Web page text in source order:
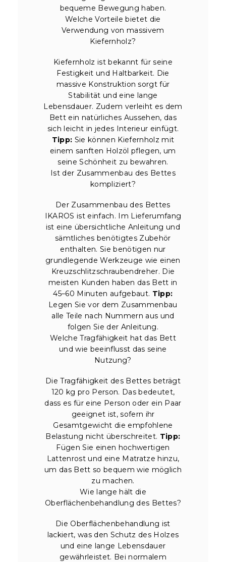
bequeme Bewegung haben.
Welche Vorteile bietet die
Verwendung von massivem
Kiefernholz?
Kiefernholz ist bekannt für seine
Festigkeit und Haltbarkeit. Die
massive Konstruktion sorgt für
Stabilität und eine lange
Lebensdauer. Zudem verleiht es dem
Bett ein natürliches Aussehen, das
sich leicht in jedes Interieur einfügt.
Tipp: Sie können Kiefernholz mit
einem sanften Holzöl pflegen, um
seine Schönheit zu bewahren.
Ist der Zusammenbau des Bettes
kompliziert?
Der Zusammenbau des Bettes
IKAROS ist einfach. Im Lieferumfang
ist eine übersichtliche Anleitung und
sämtliches benötigtes Zubehör
enthalten. Sie benötigen nur
grundlegende Werkzeuge wie einen
Kreuzschlitzschraubendreher. Die
meisten Kunden haben das Bett in
45–60 Minuten aufgebaut. Tipp:
Legen Sie vor dem Zusammenbau
alle Teile nach Nummern aus und
folgen Sie der Anleitung.
Welche Tragfähigkeit hat das Bett
und wie beeinflusst das seine
Nutzung?
Die Tragfähigkeit des Bettes beträgt
120 kg pro Person. Das bedeutet,
dass es für eine Person oder ein Paar
geeignet ist, sofern ihr
Gesamtgewicht die empfohlene
Belastung nicht überschreitet. Tipp:
Fügen Sie einen hochwertigen
Lattenrost und eine Matratze hinzu,
um das Bett so bequem wie möglich
zu machen.
Wie lange hält die
Oberflächenbehandlung des Bettes?
Die Oberflächenbehandlung ist
lackiert, was den Schutz des Holzes
und eine lange Lebensdauer
gewährleistet. Bei normalem